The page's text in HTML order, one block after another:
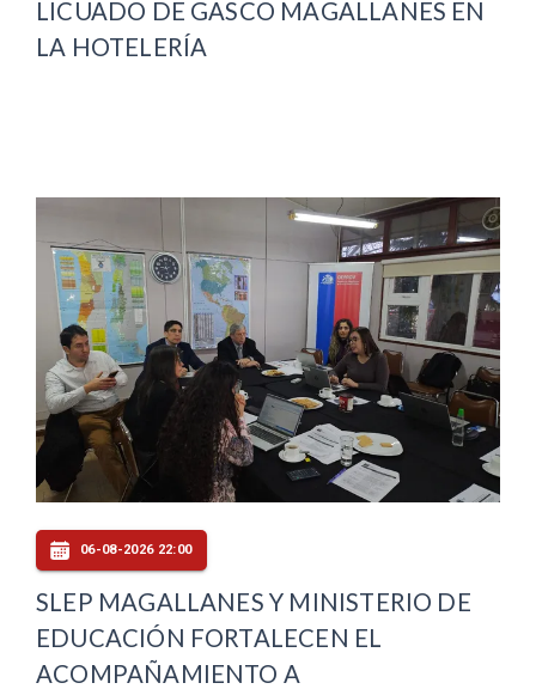
LICUADO DE GASCO MAGALLANES EN
LA HOTELERÍA
06-08-2026 22:00
SLEP MAGALLANES Y MINISTERIO DE
EDUCACIÓN FORTALECEN EL
ACOMPAÑAMIENTO A